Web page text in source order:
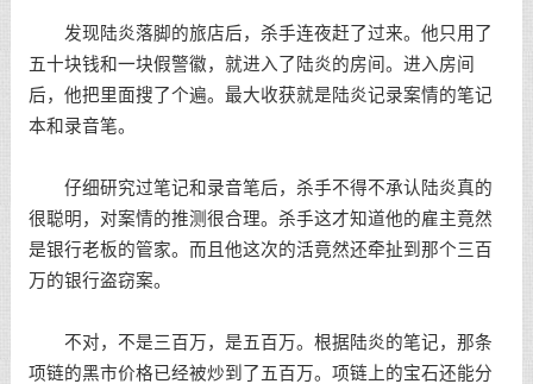
发现陆炎落脚的旅店后，杀手连夜赶了过来。他只用了
五十块钱和一块假警徽，就进入了陆炎的房间。进入房间
后，他把里面搜了个遍。最大收获就是陆炎记录案情的笔记
本和录音笔。
仔细研究过笔记和录音笔后，杀手不得不承认陆炎真的
很聪明，对案情的推测很合理。杀手这才知道他的雇主竟然
是银行老板的管家。而且他这次的活竟然还牵扯到那个三百
万的银行盗窃案。
不对，不是三百万，是五百万。根据陆炎的笔记，那条
项链的黑市价格已经被炒到了五百万。项链上的宝石还能分